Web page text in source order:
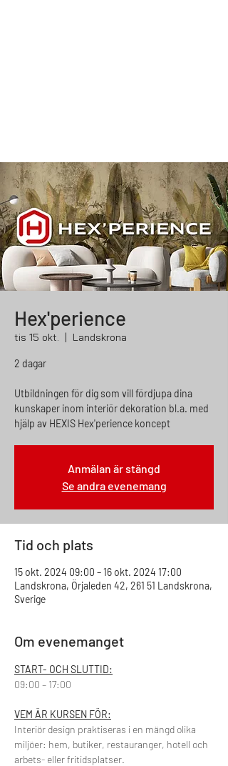
Hex'perience
tis 15 okt.
  |
Landskrona
2 dagar
Utbildningen för dig som vill fördjupa dina
kunskaper inom interiör dekoration bl.a. med
hjälp av HEXIS Hex'perience koncept
Anmälan är stängd
Se andra evenemang
Tid och plats
15 okt. 2024 09:00 – 16 okt. 2024 17:00
Landskrona, Örjaleden 42, 261 51 Landskrona,
Sverige
Om evenemanget
START- OCH SLUTTID:
09:00 – 17:00
VEM ÄR KURSEN FÖR:
Interiör design praktiseras i en mängd olika
miljöer: hem, butiker, restauranger, hotell och
arbets- eller fritidsplatser.